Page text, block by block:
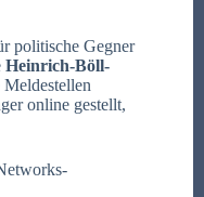
politische Gegner
Heinrich-Böll-
online gestellt,